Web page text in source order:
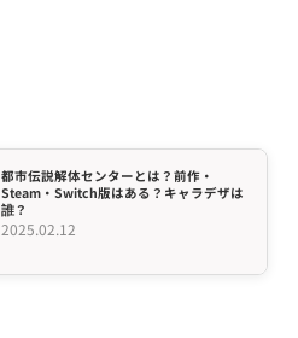
都市伝説解体センターとは？前作・
Steam・Switch版はある？キャラデザは
誰？
2025.02.12